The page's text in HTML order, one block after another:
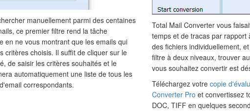
manuellement parmi des centaines
ce premier filtre rend la tâche
en ne vous montrant que les emails qui
critères choisis. Il suffit de cliquer sur le
de saisir les critères souhaités et le
automatiquement une liste de tous les
correspondants.
Total Mail Converter vous
temps et de tracas par rapport
des fichiers individuellement,
filtre à deux niveaux, trouver
vous souhaitez convertir est
Téléchargez votre copie
Converter Pro et convertissez
DOC, TIFF en quelques